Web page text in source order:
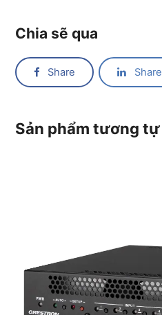
Chia sẽ qua
Share Share
Sản phẩm tương tự